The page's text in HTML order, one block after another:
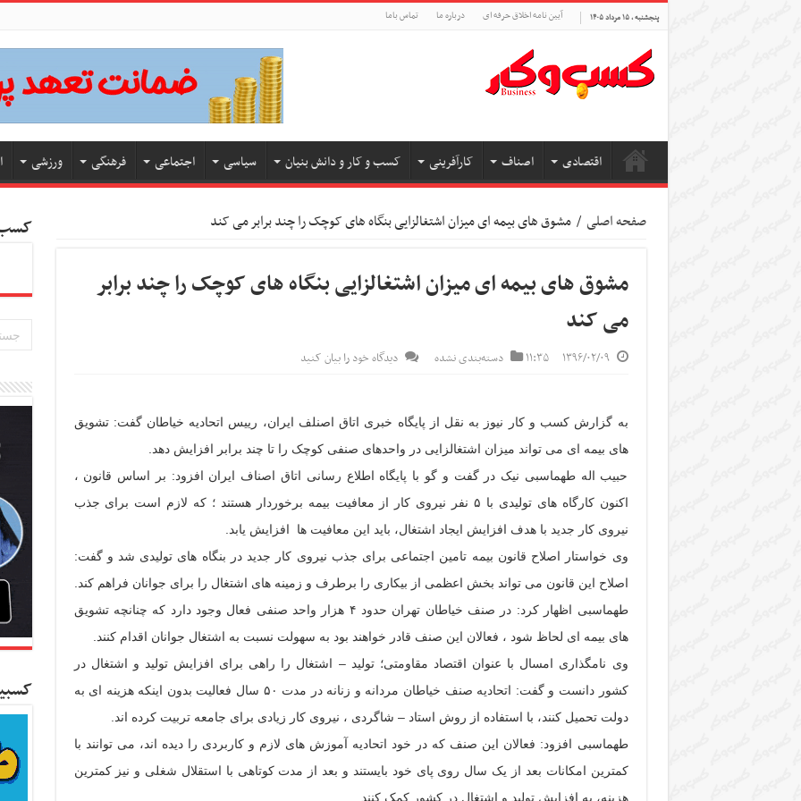
پنجشنبه , ۱۵ مرداد ۱۴۰۵ آیین نامه اخلاق حرفه ای درباره ما تماس باما
اقتصادی اصناف کارآفرینی کسب و کار و دانش بنیان سیاسی اجتماعی فرهنگی ورزشی
صفحه اصلی / مشوق های بیمه ای میزان اشتغالزایی بنگاه های کوچک را چند برابر می کند
مشوق های بیمه ای میزان اشتغالزایی بنگاه های کوچک را چند برابر
می کند
۱۳۹۶/۰۲/۰۹ ۱۱:۳۵ دسته‌بندی نشده دیدگاه خود را بیان کنید
به گزارش کسب و کار نیوز به نقل از پایگاه خبری اتاق اصنلف ایران، رییس اتحادیه خیاطان گفت: تشویق
های بیمه ای می تواند میزان اشتغالزایی در واحدهای صنفی کوچک را تا چند برابر افزایش دهد.
حبیب اله طهماسبی نیک در گفت و گو با پایگاه اطلاع رسانی اتاق اصناف ایران افزود: بر اساس قانون ،
اکنون کارگاه های تولیدی با ۵ نفر نیروی کار از معافیت بیمه برخوردار هستند ؛ که لازم است برای جذب
نیروی کار جدید با هدف افزایش ایجاد اشتغال، باید این معافیت ها افزایش یابد.
وی خواستار اصلاح قانون بیمه تامین اجتماعی برای جذب نیروی کار جدید در بنگاه های تولیدی شد و گفت:
اصلاح این قانون می تواند بخش اعظمی از بیکاری را برطرف و زمینه های اشتغال را برای جوانان فراهم کند.
طهماسبی اظهار کرد: در صنف خیاطان تهران حدود ۴ هزار واحد صنفی فعال وجود دارد که چنانچه تشویق
های بیمه ای لحاظ شود ، فعالان این صنف قادر خواهند بود به سهولت نسبت به اشتغال جوانان اقدام کنند.
وی نامگذاری امسال با عنوان اقتصاد مقاومتی؛ تولید – اشتغال را راهی برای افزایش تولید و اشتغال در
کشور دانست و گفت: اتحادیه صنف خیاطان مردانه و زنانه در مدت ۵۰ سال فعالیت بدون اینکه هزینه ای به
دولت تحمیل کنند، با استفاده از روش استاد – شاگردی ، نیروی کار زیادی برای جامعه تربیت کرده اند.
طهماسبی افزود: فعالان این صنف که در خود اتحادیه آموزش های لازم و کاربردی را دیده اند، می توانند با
کمترین امکانات بعد از یک سال روی پای خود بایستند و بعد از مدت کوتاهی با استقلال شغلی و نیز کمترین
هزینه، به افزایش تولید و اشتغال در کشور کمک کنند.
کسب